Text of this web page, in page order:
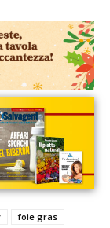
foie gras